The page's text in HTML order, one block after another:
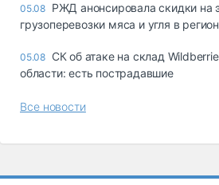
05.08 РЖД анонсировала скидки на
грузоперевозки мяса и угля в
05.08 СК об атаке на склад
области: есть пострадавшие
Все новости